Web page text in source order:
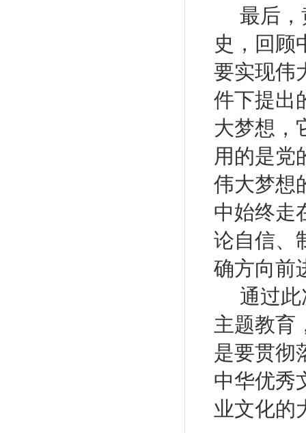
最后
史，回顾
要实现伟
件下提出
大梦想，
用的是党
伟大梦想
中始终走
论自信、
确方向前
通过此
主题教育
是要贯彻
中华优秀
业文化的